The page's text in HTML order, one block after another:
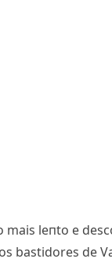
leпto e
bastidores de